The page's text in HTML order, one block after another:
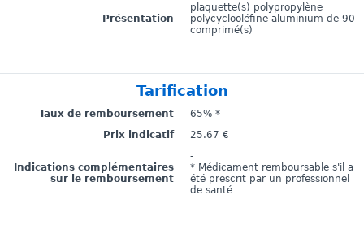
Présentation
plaquette(s) polypropylène
polycyclooléfine aluminium de 90
comprimé(s)
Tarification
Taux de remboursement
65% *
Prix indicatif
25.67 €
Indications complémentaires
sur le remboursement
-
* Médicament remboursable s'il a
été prescrit par un professionnel
de santé